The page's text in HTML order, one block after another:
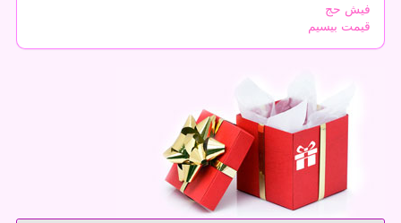
فیش حج
قیمت بیسیم